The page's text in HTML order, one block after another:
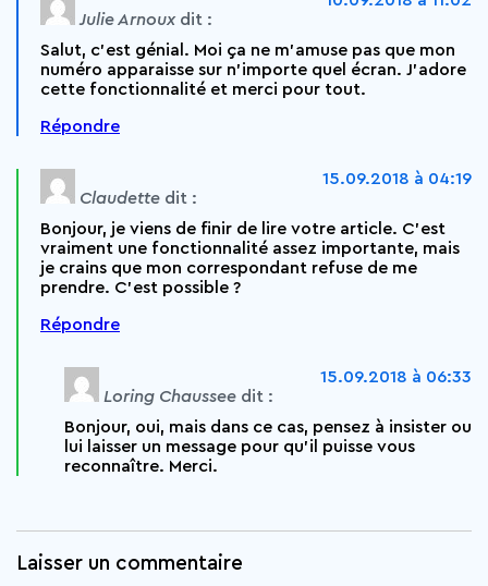
Julie Arnoux dit :
Salut, c’est génial. Moi ça ne m’amuse pas que mon
numéro apparaisse sur n’importe quel écran. J’adore
cette fonctionnalité et merci pour tout.
Répondre
Claudette dit :
15.09.2018 à 04:19
Bonjour, je viens de finir de lire votre article. C’est
vraiment une fonctionnalité assez importante, mais
je crains que mon correspondant refuse de me
prendre. C’est possible ?
Répondre
Loring Chaussee dit :
15.09.2018 à 06:33
Bonjour, oui, mais dans ce cas, pensez à insister ou
lui laisser un message pour qu’il puisse vous
reconnaître. Merci.
Laisser un commentaire